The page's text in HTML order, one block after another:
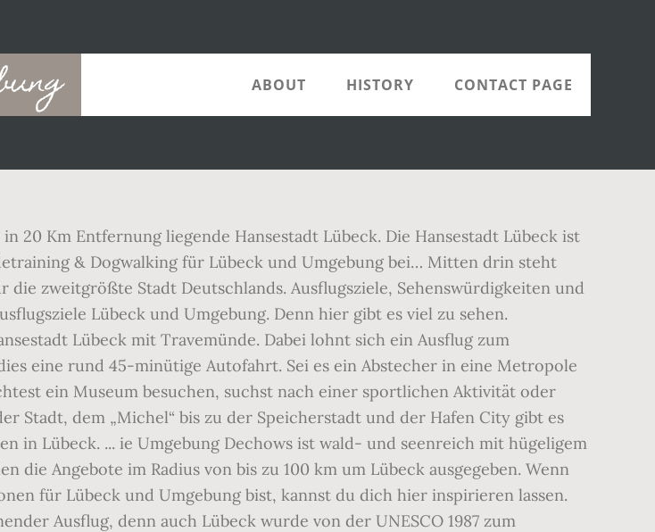
ABOUT HISTORY CONTACT PAGE
20 Km Entfernung liegende Hansestadt Lübeck. Die Hansestadt Lübeck ist
& Dogwalking für Lübeck und Umgebung bei… Mitten drin steht
zweitgrößte Stadt Deutschlands. Ausflugsziele, Sehenswürdigkeiten und
Lübeck und Umgebung. Denn hier gibt es viel zu sehen.
Lübeck mit Travemünde. Dabei lohnt sich ein Ausflug zum
eine rund 45-minütige Autofahrt. Sei es ein Abstecher in eine Metropole
ein Museum besuchen, suchst nach einer sportlichen Aktivität oder
Stadt, dem „Michel“ bis zu der Speicherstadt und der Hafen City gibt es
in Lübeck. ... ie Umgebung Dechows ist wald- und seenreich mit hügeligem
die Angebote im Radius von bis zu 100 km um Lübeck ausgegeben. Wenn
für Lübeck und Umgebung bist, kannst du dich hier inspirieren lassen.
Ausflug, denn auch Lübeck wurde von der UNESCO 1987 zum